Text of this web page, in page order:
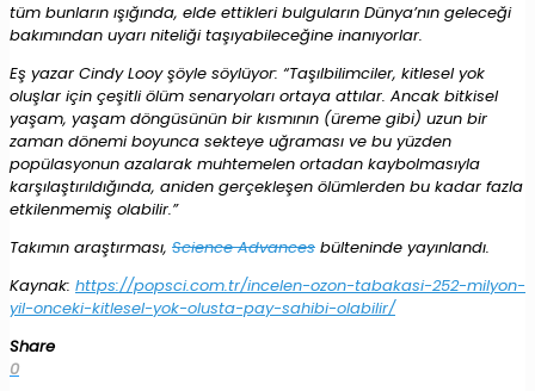
tüm bunların ışığında, elde ettikleri bulguların Dünya’nın geleceği
bakımından uyarı niteliği taşıyabileceğine inanıyorlar.
Eş yazar Cindy Looy şöyle söylüyor: “Taşılbilimciler, kitlesel yok
oluşlar için çeşitli ölüm senaryoları ortaya attılar. Ancak bitkisel
yaşam, yaşam döngüsünün bir kısmının (üreme gibi) uzun bir
zaman dönemi boyunca sekteye uğraması ve bu yüzden
popülasyonun azalarak muhtemelen ortadan kaybolmasıyla
karşılaştırıldığında, aniden gerçekleşen ölümlerden bu kadar fazla
etkilenmemiş olabilir.”
Takımın araştırması, Science Advances bülteninde yayınlandı.
Kaynak: https://popsci.com.tr/incelen-ozon-tabakasi-252-milyon-
yil-onceki-kitlesel-yok-olusta-pay-sahibi-olabilir/
Share
0